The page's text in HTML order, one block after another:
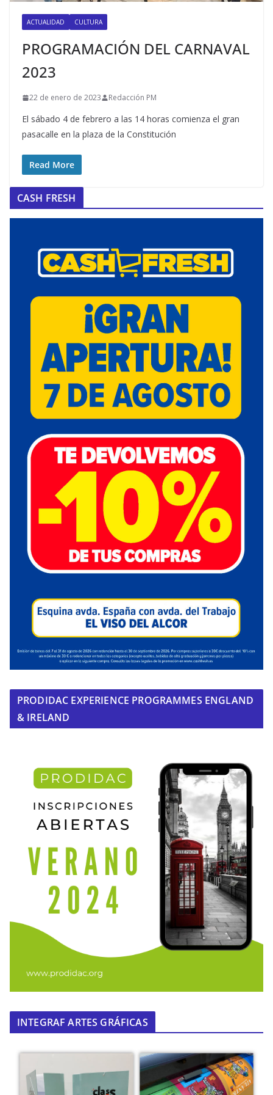
ACTUALIDAD CULTURA
PROGRAMACIÓN DEL CARNAVAL
2023
22 de enero de 2023 Redacción PM
El sábado 4 de febrero a las 14 horas comienza el gran
pasacalle en la plaza de la Constitución
Read More
CASH FRESH
PRODIDAC EXPERIENCE PROGRAMMES ENGLAND
& IRELAND
INTEGRAF ARTES GRÁFICAS